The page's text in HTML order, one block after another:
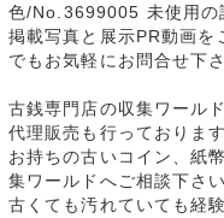
色/No.3699005 未使用の
掲載写真と展示PR動画を
でもお気軽にお問合せ下さ
古銭専門店の収集ワール
代理販売も行っております
お持ちの古いコイン、紙
集ワールドへご相談下さい
古くても汚れていても経